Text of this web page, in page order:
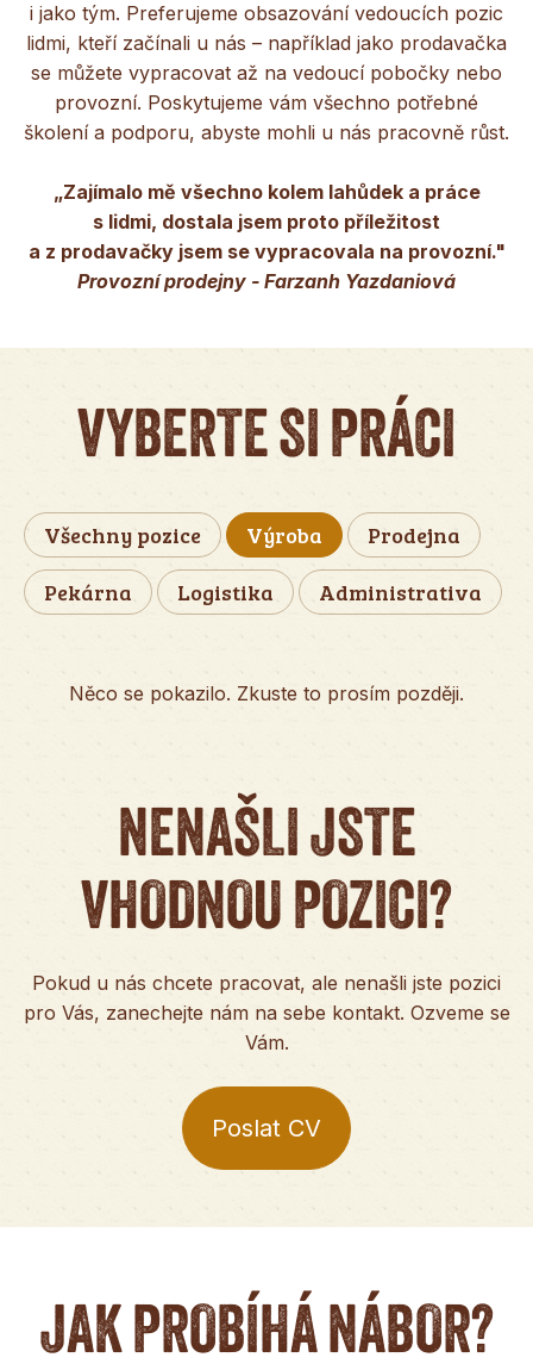
i jako tým. Preferujeme obsazování vedoucích pozic
lidmi, kteří začínali u nás – například jako prodavačka
se můžete vypracovat až na vedoucí pobočky nebo
provozní. Poskytujeme vám všechno potřebné
školení a podporu, abyste mohli u nás pracovně růst.
„Zajímalo mě všechno kolem lahůdek a práce
s lidmi, dostala jsem proto příležitost
a z prodavačky jsem se vypracovala na provozní."
Provozní prodejny - Farzanh Yazdaniová
VYBERTE SI PRÁCI
Všechny pozice Výroba
Prodejna
Pekárna
Logistika Administrativa
Něco se pokazilo. Zkuste to prosím později.
NENAŠLI JSTE
VHODNOU POZICI?
Pokud u nás chcete pracovat, ale nenašli jste pozici
pro Vás, zanechejte nám na sebe kontakt. Ozveme se
Vám.
Poslat CV
JAK PROBÍHÁ NÁBOR?